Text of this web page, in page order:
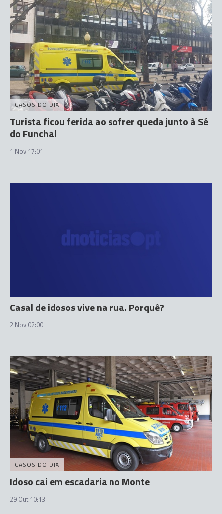
CASOS DO DIA
Turista ficou ferida ao sofrer queda junto à Sé
do Funchal
1 Nov 17:01
Casal de idosos vive na rua. Porquê?
2 Nov 02:00
CASOS DO DIA
Idoso cai em escadaria no Monte
29 Out 10:13